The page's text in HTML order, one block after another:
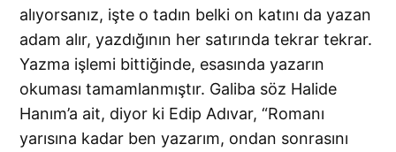
alıyorsanız, işte o tadın belki on katını da yazan
adam alır, yazdığının her satırında tekrar tekrar.
Yazma işlemi bittiğinde, esasında yazarın
okuması tamamlanmıştır. Galiba söz Halide
Hanım’a ait, diyor ki Edip Adıvar, “Romanı
yarısına kadar ben yazarım, ondan sonrasını